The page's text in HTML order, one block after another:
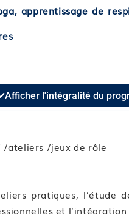
apprentissage de
et connaitre leurs
pour la femme
yoga pour la femme
en fonction des
Afficher l'intégralité du
/ateliers /jeux de rôle
pratiques, l’étude
et l’intégration